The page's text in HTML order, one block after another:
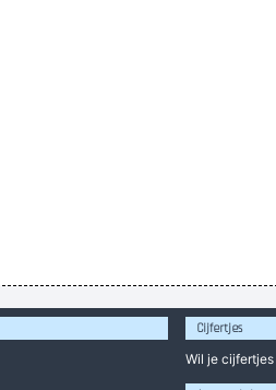
Cijfertjes
Wil je cijfertjes